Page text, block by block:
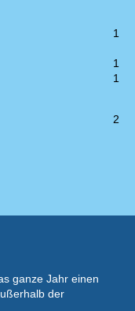
1
1
1
2
ganze Jahr einen
der